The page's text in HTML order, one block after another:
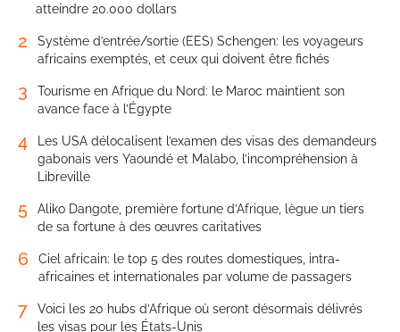
atteindre 20.000 dollars
2
Système d’entrée/sortie (EES) Schengen: les voyageurs
africains exemptés, et ceux qui doivent être fichés
3
Tourisme en Afrique du Nord: le Maroc maintient son
avance face à l’Égypte
4
Les USA délocalisent l’examen des visas des demandeurs
gabonais vers Yaoundé et Malabo, l’incompréhension à
Libreville
5
Aliko Dangote, première fortune d’Afrique, lègue un tiers
de sa fortune à des œuvres caritatives
6
Ciel africain: le top 5 des routes domestiques, intra-
africaines et internationales par volume de passagers
7
Voici les 20 hubs d’Afrique où seront désormais délivrés
les visas pour les États-Unis